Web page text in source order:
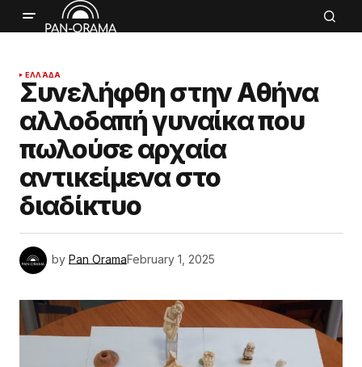
ΕΛΛΆΔΑ
Συνελήφθη στην Αθήνα
αλλοδαπή γυναίκα που
πωλούσε αρχαία
αντικείμενα στο
διαδίκτυο
by Pan OramaFebruary 1, 2025